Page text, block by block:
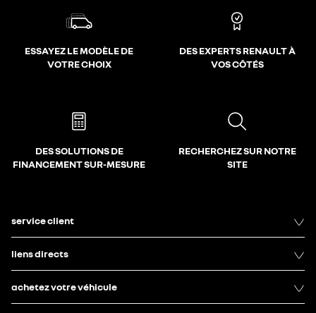
ESSAYEZ LE MODÈLE DE
VOTRE CHOIX
DES EXPERTS RENAULT À
VOS CÔTÉS
DES SOLUTIONS DE
FINANCEMENT SUR-MESURE
RECHERCHEZ SUR NOTRE
SITE
service client
liens directs
achetez votre véhicule